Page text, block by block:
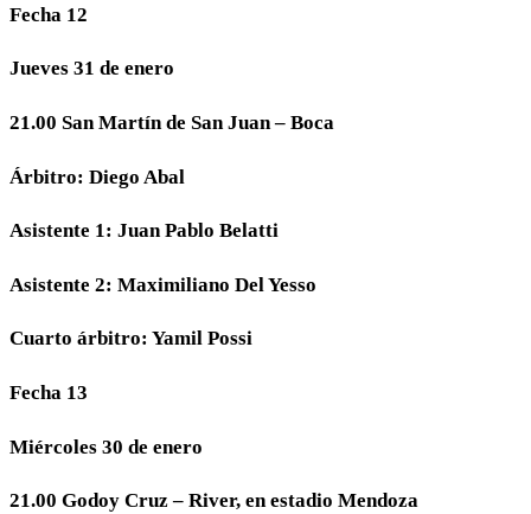
Fecha 12
Jueves 31 de enero
21.00 San Martín de San Juan – Boca
Árbitro: Diego Abal
Asistente 1: Juan Pablo Belatti
Asistente 2: Maximiliano Del Yesso
Cuarto árbitro: Yamil Possi
Fecha 13
Miércoles 30 de enero
21.00 Godoy Cruz – River, en estadio Mendoza